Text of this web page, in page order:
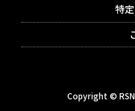
特
Copyright ©